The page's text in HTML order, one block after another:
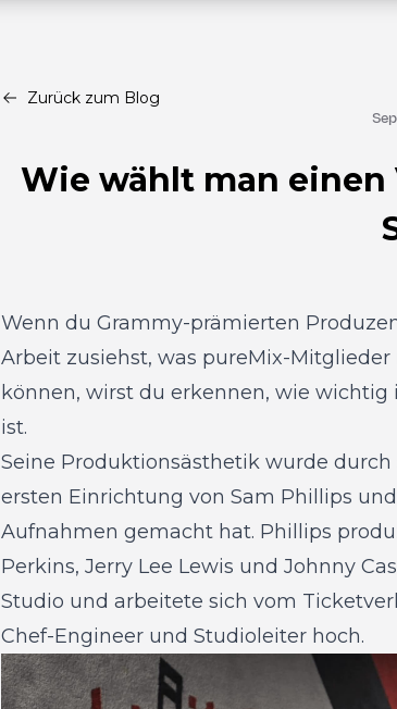
Zurück zum Blog
Wie wählt man einen
Wenn du Grammy-prämierten
Arbeit zusiehst, was pureMix-Mitglieder
können, wirst du erkennen, wie
ist.
Seine Produktionsästhetik wurde
ersten Einrichtung von Sam Phillips
Aufnahmen gemacht hat. Phillips
Perkins, Jerry Lee Lewis und Johnny
Studio und arbeitete sich vom
Chef-Engineer und Studioleiter hoch.